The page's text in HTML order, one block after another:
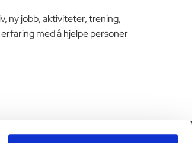
ny jobb, aktiviteter, trening,
med å hjelpe personer